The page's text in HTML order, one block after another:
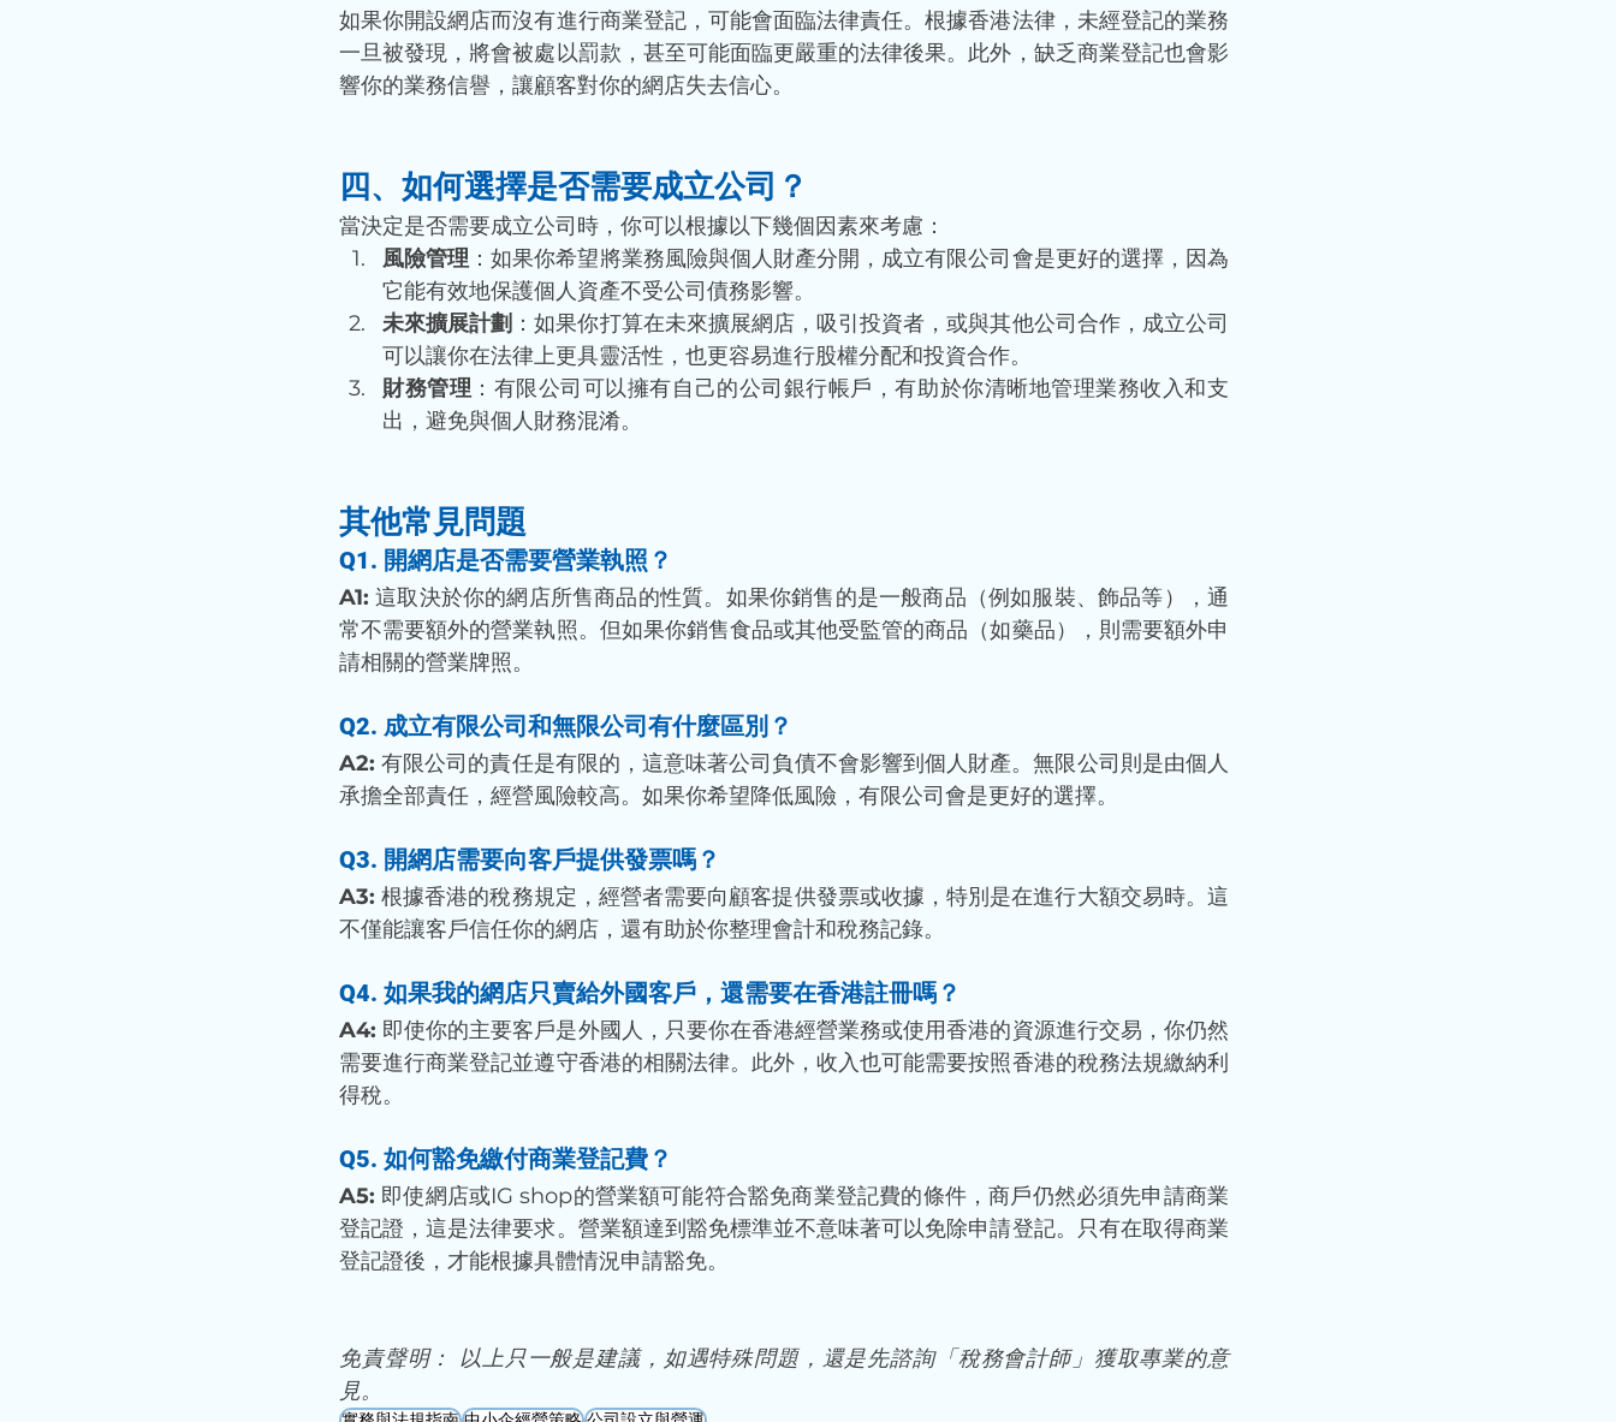
如果你開設網店而沒有進行商業登記，可能會面臨法律責任。根據香港法律，未經登記的業務
一旦被發現，將會被處以罰款，甚至可能面臨更嚴重的法律後果。此外，缺乏商業登記也會影
響你的業務信譽，讓顧客對你的網店失去信心。
四、如何選擇是否需要成立公司？
當決定是否需要成立公司時，你可以根據以下幾個因素來考慮：
風險管理 ：如果你希望將業務風險與個人財產分開，成立有限公司會是更好的選擇，因為
它能有效地保護個人資產不受公司債務影響。
未來擴展計劃 ：如果你打算在未來擴展網店，吸引投資者，或與其他公司合作，成立公司
可以讓你在法律上更具靈活性，也更容易進行股權分配和投資合作。
財務管理 ：有限公司可以擁有自己的公司銀行帳戶，有助於你清晰地管理業務收入和支
出，避免與個人財務混淆。
其他常見問題
Q1. 開網店是否需要營業執照？
A1: 這取決於你的網店所售商品的性質。如果你銷售的是一般商品（例如服裝、飾品等），通
常不需要額外的營業執照。但如果你銷售食品或其他受監管的商品（如藥品），則需要額外申
請相關的營業牌照。
Q2. 成立有限公司和無限公司有什麼區別？
A2: 有限公司的責任是有限的，這意味著公司負債不會影響到個人財產。無限公司則是由個人
承擔全部責任，經營風險較高。如果你希望降低風險，有限公司會是更好的選擇。
Q3. 開網店需要向客戶提供發票嗎？
A3: 根據香港的稅務規定，經營者需要向顧客提供發票或收據，特別是在進行大額交易時。這
不僅能讓客戶信任你的網店，還有助於你整理會計和稅務記錄。
Q4. 如果我的網店只賣給外國客戶，還需要在香港註冊嗎？
A4: 即使你的主要客戶是外國人，只要你在香港經營業務或使用香港的資源進行交易，你仍然
需要進行商業登記並遵守香港的相關法律。此外，收入也可能需要按照香港的稅務法規繳納利
得稅。
Q5. 如何豁免繳付商業登記費 ？
A5: 即使網店或IG shop的營業額可能符合豁免商業登記費的條件，商戶仍然必須先申請商業
登記證，這是法律要求。營業額達到豁免標準並不意味著可以免除申請登記。只有在取得商業
登記證後，才能根據具體情況申請豁免。
免責聲明： 以上只一般是建議，如遇特殊問題，還是先諮詢「稅務會計師」獲取專業的意
見。